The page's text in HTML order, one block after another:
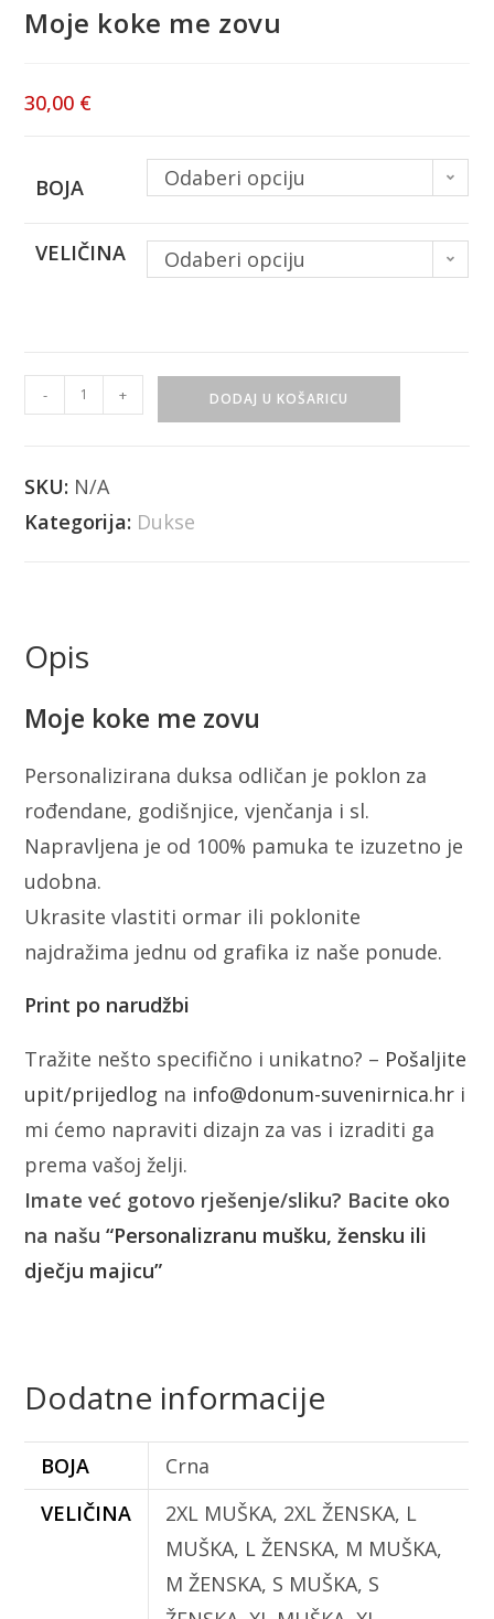
Moje koke me zovu
30,00 €
BOJA Odaberi opciju
VELIČINA Odaberi opciju
- + DODAJ U KOŠARICU
SKU: N/A
Kategorija: Dukse
Opis
Moje koke me zovu
Personalizirana duksa odličan je poklon za
rođendane, godišnjice, vjenčanja i sl.
Napravljena je od 100% pamuka te izuzetno je
udobna.
Ukrasite vlastiti ormar ili poklonite
najdražima jednu od grafika iz naše ponude.
Print po narudžbi
Tražite nešto specifično i unikatno? – Pošaljite
upit/prijedlog na info@donum-suvenirnica.hr i
mi ćemo napraviti dizajn za vas i izraditi ga
prema vašoj želji.
Imate već gotovo rješenje/sliku? Bacite oko
na našu“Personalizranu mušku, žensku ili
dječju majicu”
Dodatne informacije
BOJA
Crna
VELIČINA
2XL MUŠKA, 2XL ŽENSKA, L
MUŠKA, L ŽENSKA, M MUŠKA,
M ŽENSKA, S MUŠKA, S